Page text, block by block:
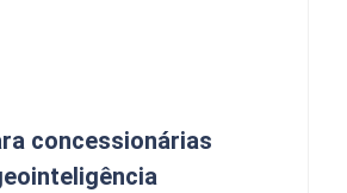
concessionárias